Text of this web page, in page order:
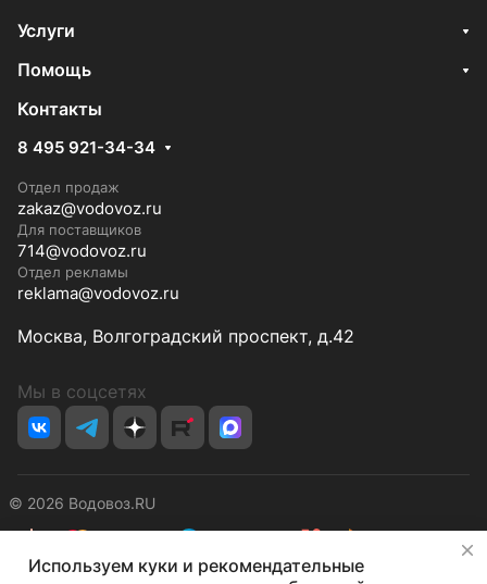
Услуги
Помощь
Контакты
8 495 921-34-34
Отдел продаж
zakaz@vodovoz.ru
Для поставщиков
714@vodovoz.ru
Отдел рекламы
reklama@vodovoz.ru
Москва, Волгоградский проспект, д.42
Мы в соцсетях
© 2026 Водовоз.RU
КонфиденциальностьОферта
Используем куки и рекомендательные